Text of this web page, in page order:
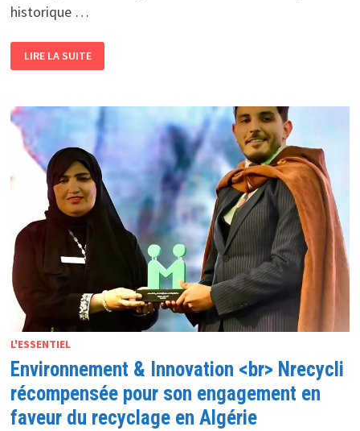
historique …
&
CONCURRENCE
RENFORCE
SYNERGIE
POUR
DES
MARCHÉS
POSTAUX
TÉLÉCOMS
LIRE LA SUITE
L'ESSENTIEL
Environnement & Innovation <br> Nrecycli
récompensée pour son engagement en
faveur du recyclage en Algérie